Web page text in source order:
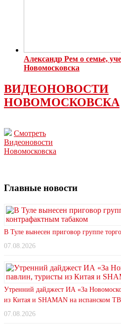
Александр Рем о семье,
Новомосковска
ВИДЕОНОВОСТИ
НОВОМОСКОВСКА
Смотреть
Видеоновости
Новомосковска
Главные новости
В Туле вынесен приговор группе
07.08.2026
Утренний дайджест ИА «За
из Китая и SHAMAN на испанском ТВ
07.08.2026